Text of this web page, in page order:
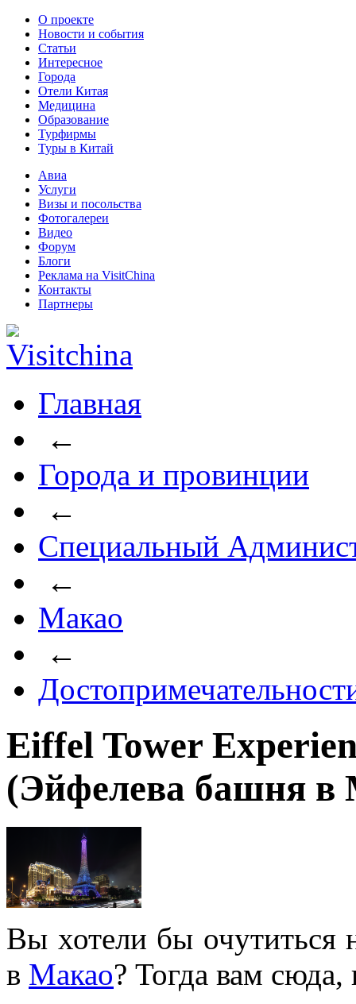
О проекте
Новости и события
Статьи
Интересное
Города
Отели Китая
Медицина
Образование
Турфирмы
Туры в Китай
Авиа
Услуги
Визы и посольства
Фотогалереи
Видео
Форум
Блоги
Реклама на VisitChina
Контакты
Партнеры
Главная
←
Города и провинции
←
Специальный
←
Макао
←
Eiffel Tower
(Эйфелева башня в
Вы хотели бы очутиться
в Макао? Тогда вам